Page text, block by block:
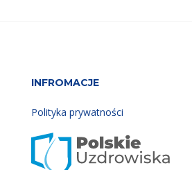
INFROMACJE
Polityka prywatności